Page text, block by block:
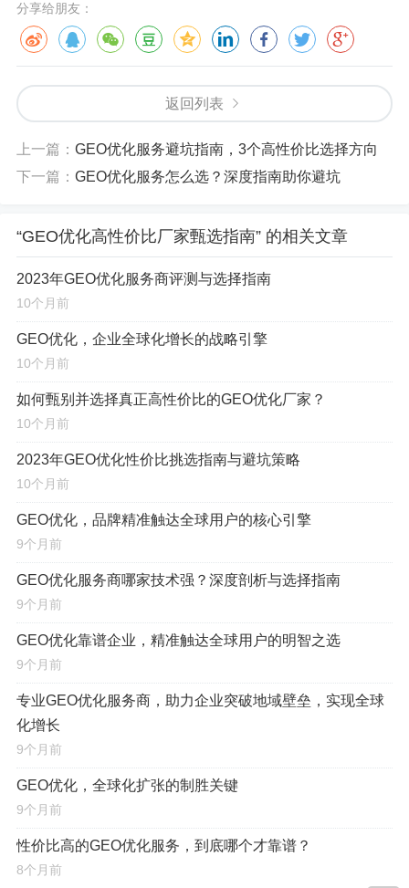
何为GEO优化？为何其性价比至关重要？
GEO优化，是对地理空间数据从采集、处理、分析、
可视化到最终应用的全生命周期进行系统性提升的综合性
过程，其核心目标在于提升效率、增强精度、控制成本并
驱动创新，这一过程深度融合了遥感影像智能解译、GIS空
间分析、激光雷达点云数据处理、三维实景建模、无人机
一个专业的GEO优化服务商，能够凭借其尖端的技术
手段、高效的作业流程和深厚的行业积淀,为客户创造多维
度的核心价值：
提升数据质量：通过先进算法和严谨流程，获取更
精准、更全面、更可靠的地理信息数据,为决策奠定坚实
基础。
响应客户需求,加速项目落地与价值转化。
的依赖，避免不必要的浪费,实现资源的最优配置。
理数据转化为洞察商业趋势、优化资源配置、规避潜在
风险的智慧,为管理层提供强有力的科学依据。
预算的有效控制,更是对项目成功率与长期投资回报率的根
本保障。
甄别高性价比GEO服务商的核心要素
要找到真正物有所值的服务商，绝不能仅凭一份报价
单就草率决定，决策者需要像一位精明的“价值评估师”,从
以下五个核心维度进行系统性的综合考量：
分享给朋友：
返回列表
上一篇： GEO优化服务避坑指南，3个高性价比选择方向
下一篇： GEO优化服务怎么选？深度指南助你避坑
“GEO优化高性价比厂家甄选指南” 的相关文章
2023年GEO优化服务商评测与选择指南
10个月前
GEO优化，企业全球化增长的战略引擎
10个月前
如何甄别并选择真正高性价比的GEO优化厂家？
10个月前
2023年GEO优化性价比挑选指南与避坑策略
10个月前
GEO优化，品牌精准触达全球用户的核心引擎
9个月前
GEO优化服务商哪家技术强？深度剖析与选择指南
9个月前
GEO优化靠谱企业，精准触达全球用户的明智之选
9个月前
专业GEO优化服务商，助力企业突破地域壁垒，实现全球
化增长
9个月前
GEO优化，全球化扩张的制胜关键
9个月前
性价比高的GEO优化服务，到底哪个才靠谱？
8个月前